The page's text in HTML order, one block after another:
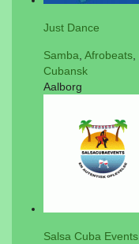
Just Dance
Samba Afrobeats
Cubansk
Aalborg
Salsa Cuba Events